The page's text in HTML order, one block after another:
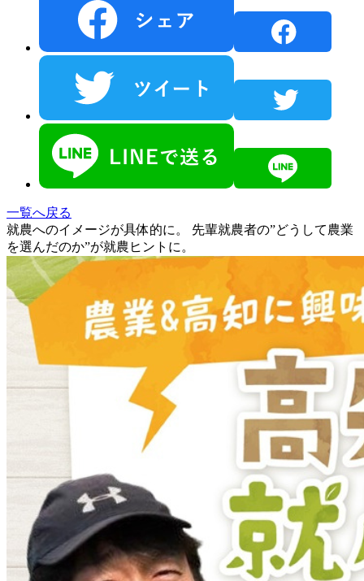
一覧へ戻る
就農へのイメージが具体的に。 先輩就農者の”どうして農業
を選んだのか”が就農ヒントに。